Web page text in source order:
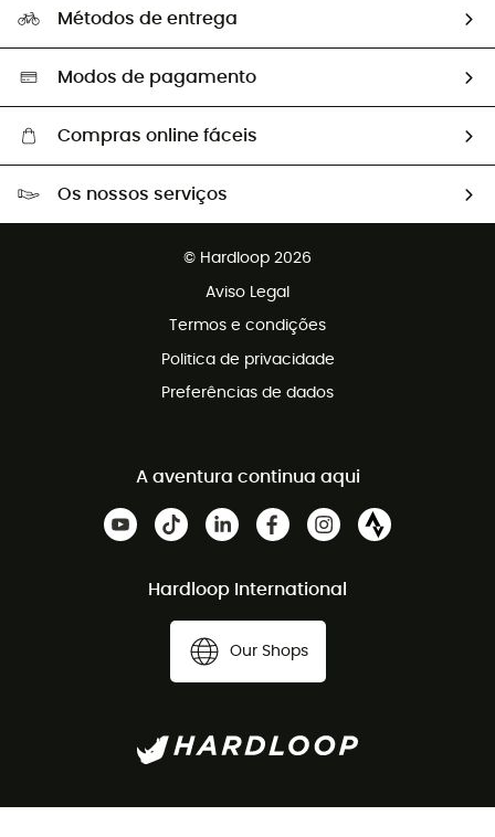
Trocas & Devoluções
Os nossos embaixadores
Seleção eco-responsável
Métodos de entrega
Modos de pagamento
Compras online fáceis
Devoluções gratuitas em 100 dias
Os nossos serviços
© Hardloop 2026
Aviso Legal
Termos e condições
Politica de privacidade
Preferências de dados
A aventura continua aqui
Hardloop International
Our Shops